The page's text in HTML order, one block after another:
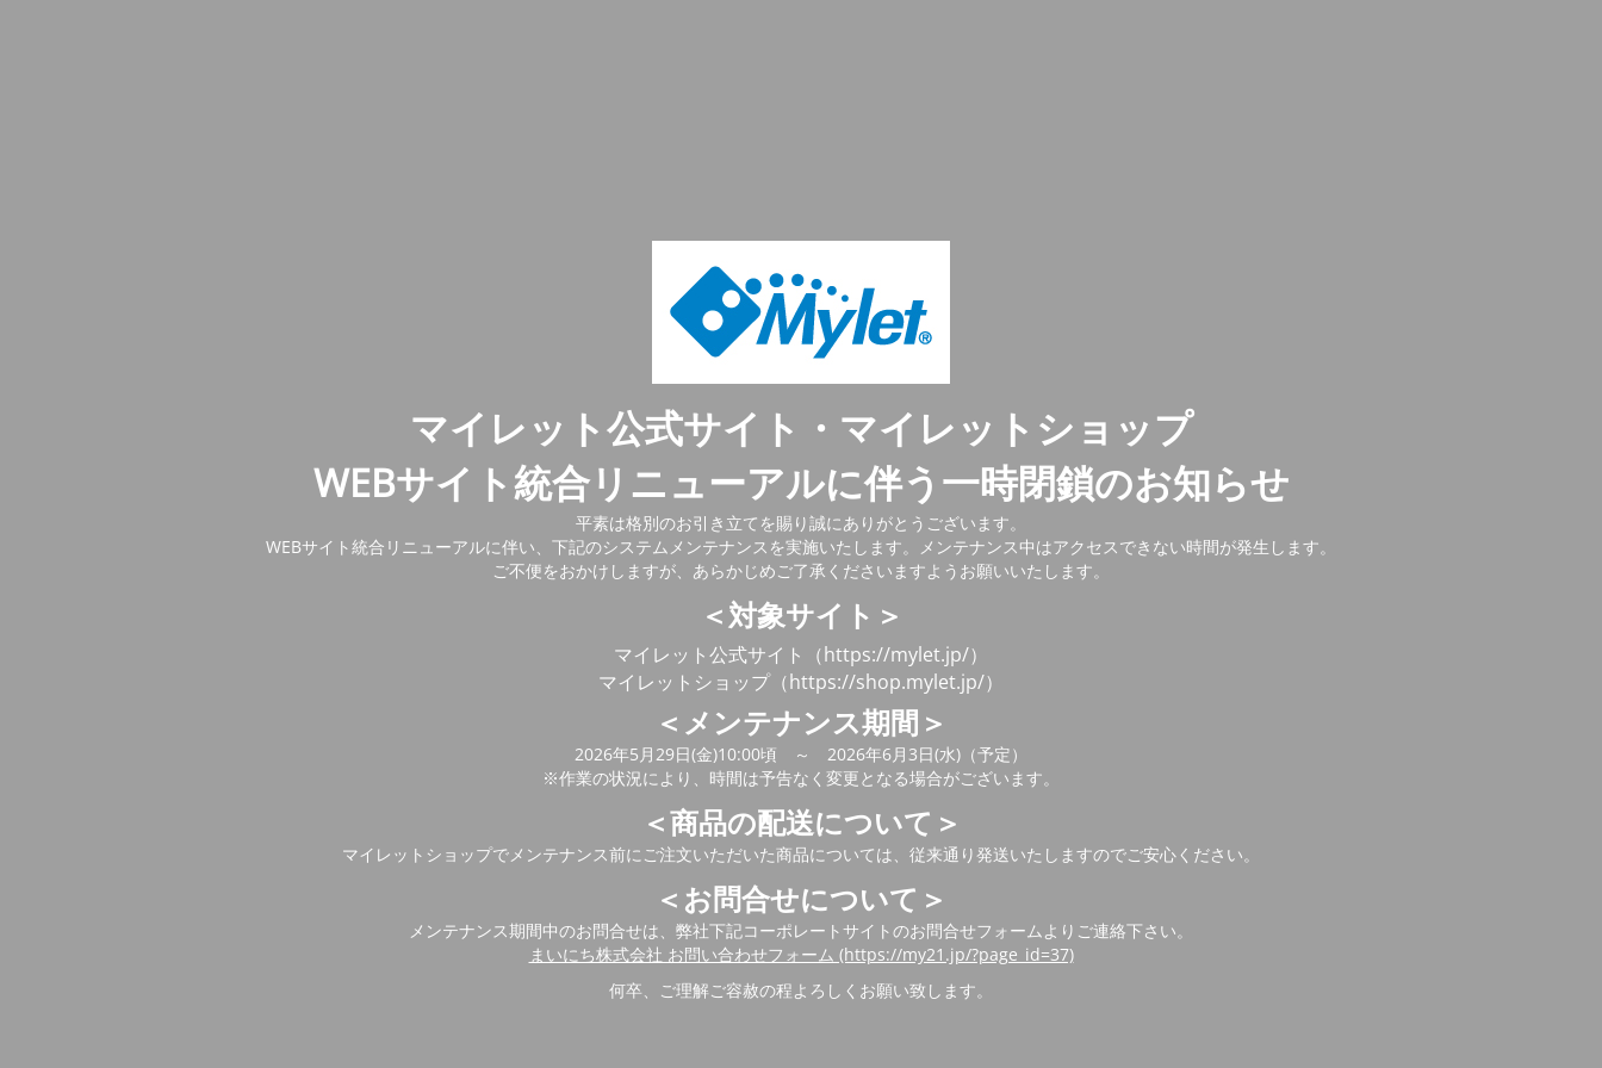
マイレット公式サイト・マイレットショップ
WEBサイト統合リニューアルに伴う一時閉鎖のお知らせ
平素は格別のお引き立てを賜り誠にありがとうございます。
WEBサイト統合リニューアルに伴い、下記のシステムメンテナンスを実施いたします。メンテナンス中はアクセスできない時間が発生します。
ご不便をおかけしますが、あらかじめご了承くださいますようお願いいたします。
＜対象サイト＞
マイレット公式サイト（https://mylet.jp/）
マイレットショップ（https://shop.mylet.jp/）
＜メンテナンス期間＞
2026年5月29日(金)10:00頃 ～ 2026年6月3日(水)（予定）
※作業の状況により、時間は予告なく変更となる場合がございます。
＜商品の配送について＞
マイレットショップでメンテナンス前にご注文いただいた商品については、従来通り発送いたしますのでご安心ください。
＜お問合せについて＞
メンテナンス期間中のお問合せは、弊社下記コーポレートサイトのお問合せフォームよりご連絡下さい。
まいにち株式会社 お問い合わせフォーム (https://my21.jp/?page_id=37)
何卒、ご理解ご容赦の程よろしくお願い致します。